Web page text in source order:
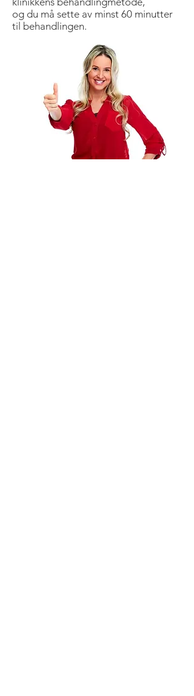
og du må sette av minst 60 minutter
til behandlingen.